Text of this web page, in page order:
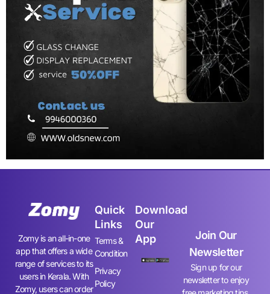
Zomy is an all-in-one
app that offers a wide
range of services to its
users in Kerala. With
Zomy, users can order
Quick
Links
Terms &
Condition
Privacy
Policy
Download
Our
App
Join Our
Newsletter
Sign up for our
newsletter to enjoy